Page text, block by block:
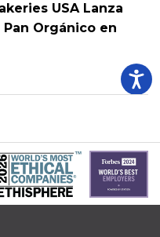
USA Lanza
Pan Orgánico en